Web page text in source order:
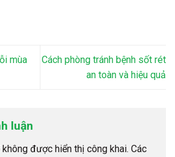
mùa
Cách phòng tránh bệnh sốt rét
an toàn và hiệu quả
luận
được hiển thị công khai. Các